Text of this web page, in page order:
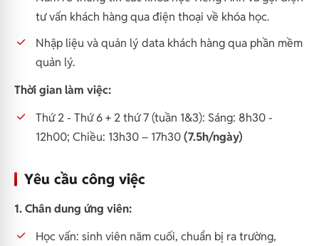
tư vấn khách hàng qua điện thoại về khóa học.
Nhập liệu và quản lý data khách hàng qua phần mềm
quản lý.
Thời gian làm việc:
Thứ 2 - Thứ 6 + 2 thứ 7 (tuần 1&3): Sáng: 8h30 -
12h00; Chiều: 13h30 – 17h30(7.5h/ngày)
Yêu cầu công việc
1. Chân dung ứng viên:
Học vấn: sinh viên năm cuối, chuẩn bị ra trường,